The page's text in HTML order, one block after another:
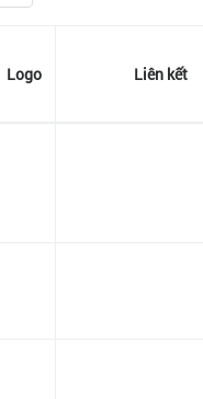
Logo Liên kết